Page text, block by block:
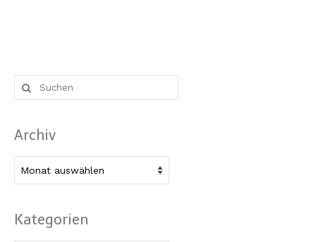
Suche
nach:
Archiv
Kategorien